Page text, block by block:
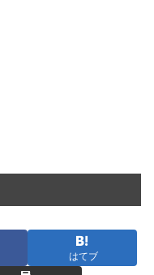
はてブ